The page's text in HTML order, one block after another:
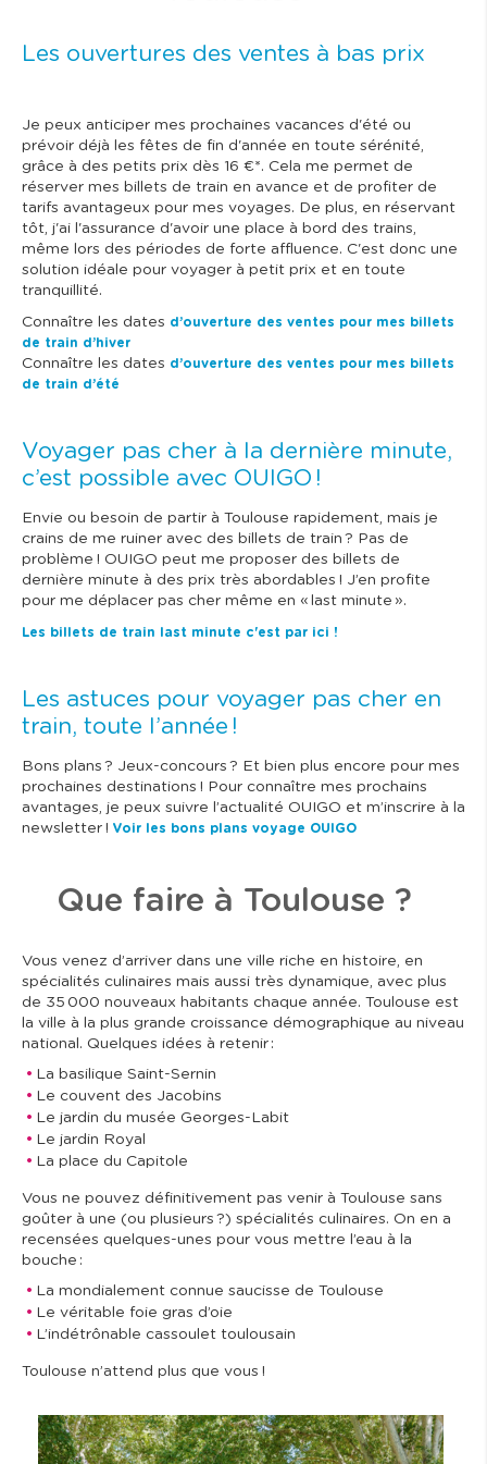
Les ouvertures des ventes à bas prix
Je peux anticiper mes prochaines vacances d'été ou
prévoir déjà les fêtes de fin d'année en toute sérénité,
grâce à des petits prix dès 16 €*. Cela me permet de
réserver mes billets de train en avance et de profiter de
tarifs avantageux pour mes voyages. De plus, en réservant
tôt, j'ai l'assurance d'avoir une place à bord des trains,
même lors des périodes de forte affluence. C'est donc une
solution idéale pour voyager à petit prix et en toute
tranquillité.
Connaître les dates d’ouverture des ventes pour mes billets
de train d’hiver
Connaître les dates d’ouverture des ventes pour mes billets
de train d’été
Voyager pas cher à la dernière minute,
c’est possible avec OUIGO !
Envie ou besoin de partir à Toulouse rapidement, mais je
crains de me ruiner avec des billets de train ? Pas de
problème ! OUIGO peut me proposer des billets de
dernière minute à des prix très abordables ! J’en profite
pour me déplacer pas cher même en « last minute ».
Les billets de train last minute c'est par ici !
Les astuces pour voyager pas cher en
train, toute l’année !
Bons plans ? Jeux-concours ? Et bien plus encore pour mes
prochaines destinations ! Pour connaître mes prochains
avantages, je peux suivre l’actualité OUIGO et m’inscrire à la
newsletter ! Voir les bons plans voyage OUIGO
Que faire à Toulouse ?
Vous venez d’arriver dans une ville riche en histoire, en
spécialités culinaires mais aussi très dynamique, avec plus
de 35 000 nouveaux habitants chaque année. Toulouse est
la ville à la plus grande croissance démographique au niveau
national. Quelques idées à retenir :
La basilique Saint-Sernin
Le couvent des Jacobins
Le jardin du musée Georges-Labit
Le jardin Royal
La place du Capitole
Vous ne pouvez définitivement pas venir à Toulouse sans
goûter à une (ou plusieurs ?) spécialités culinaires. On en a
recensées quelques-unes pour vous mettre l’eau à la
bouche :
La mondialement connue saucisse de Toulouse
Le véritable foie gras d’oie
L’indétrônable cassoulet toulousain
Toulouse n’attend plus que vous !
I
m